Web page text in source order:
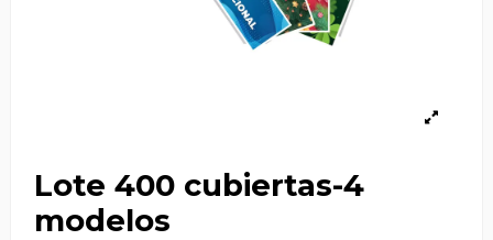
Lote 400 cubiertas-4
modelos